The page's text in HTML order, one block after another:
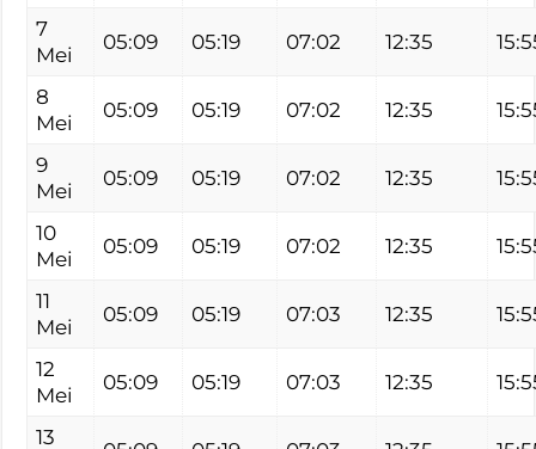
7
Mei
05:09 05:19 07:02 12:35
8
Mei
05:09 05:19 07:02 12:35
9
Mei
05:09 05:19 07:02 12:35
10
Mei
05:09 05:19 07:02 12:35
11
Mei
05:09 05:19 07:03 12:35
12
Mei
05:09 05:19 07:03 12:35
13